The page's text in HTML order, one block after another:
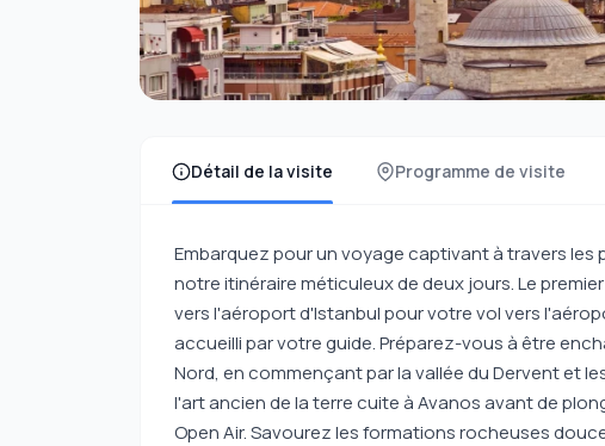
Détail de la visite Programme de visite
Embarquez pour un voyage captivant à travers
notre itinéraire méticuleux de deux jours. Le
vers l'aéroport d'Istanbul pour votre vol vers
accueilli par votre guide. Préparez-vous à être
Nord, en commençant par la vallée du Dervent et
l'art ancien de la terre cuite à Avanos avant de
Open Air. Savourez les formations rocheuses